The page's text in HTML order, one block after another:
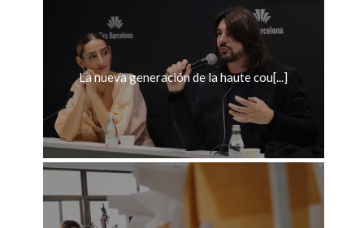
La nueva generación de la haute cou[...]